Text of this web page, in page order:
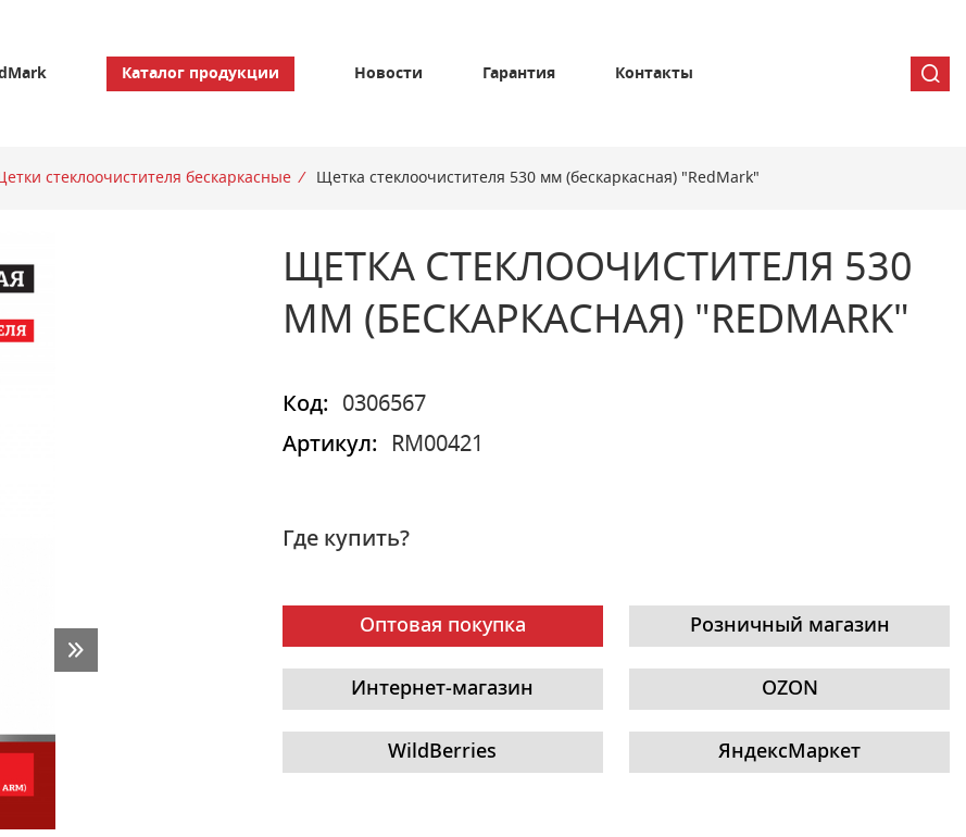
Каталог продукции Новости Гарантия Контакты
стеклоочистителя бескаркасные / Щетка стеклоочистителя 530 мм (бескаркасная) "RedMark"
ЩЕТКА СТЕКЛООЧИСТИТЕЛЯ 530
ММ (БЕСКАРКАСНАЯ) "REDMARK"
Код:
0306567
Артикул:
RM00421
Где купить?
Оптовая покупка Розничный магазин
Интернет-магазин OZON
WildBerries ЯндексМаркет